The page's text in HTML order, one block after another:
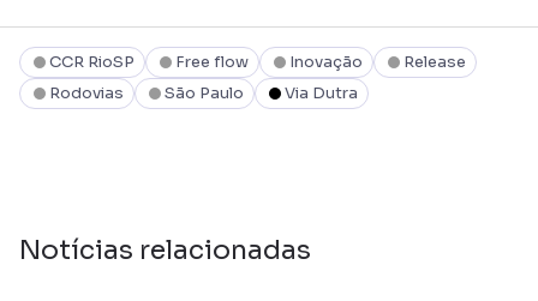
CCR RioSP Free flow Inovação
Release
Rodovias
São Paulo Via Dutra
Notícias relacionadas